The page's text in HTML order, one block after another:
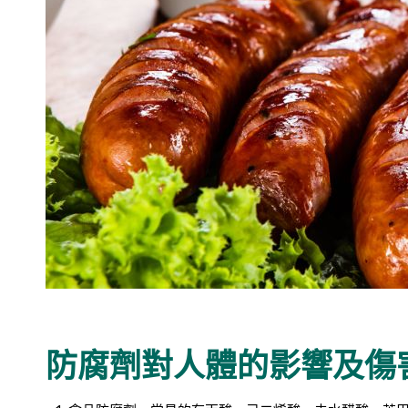
防腐劑對人體的影響及傷